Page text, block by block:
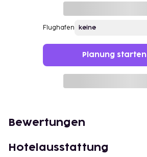
Flughafen
Planung starten
Bewertungen
Hotelausstattung